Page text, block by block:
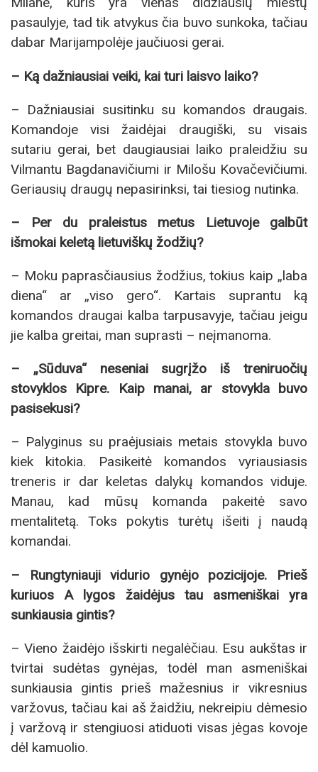
pasaulyje, tad tik atvykus čia buvo sunkoka, tačiau
dabar Marijampolėje jaučiuosi gerai.
– Ką dažniausiai veiki, kai turi laisvo laiko?
– Dažniausiai susitinku su komandos draugais.
Komandoje visi žaidėjai draugiški, su visais
sutariu gerai, bet daugiausiai laiko praleidžiu su
Vilmantu Bagdanavičiumi ir Milošu Kovačevičiumi.
Geriausių draugų nepasirinksi, tai tiesiog nutinka.
– Per du praleistus metus Lietuvoje galbūt
išmokai keletą lietuviškų žodžių?
– Moku paprasčiausius žodžius, tokius kaip „laba
diena“ ar „viso gero“. Kartais suprantu ką
komandos draugai kalba tarpusavyje, tačiau jeigu
jie kalba greitai, man suprasti – neįmanoma.
– „Sūduva“ neseniai sugrįžo iš treniruočių
stovyklos Kipre. Kaip manai, ar stovykla buvo
pasisekusi?
– Palyginus su praėjusiais metais stovykla buvo
kiek kitokia. Pasikeitė komandos vyriausiasis
treneris ir dar keletas dalykų komandos viduje.
Manau, kad mūsų komanda pakeitė savo
mentalitetą. Toks pokytis turėtų išeiti į naudą
komandai.
– Rungtyniauji vidurio gynėjo pozicijoje. Prieš
kuriuos A lygos žaidėjus tau asmeniškai yra
sunkiausia gintis?
– Vieno žaidėjo išskirti negalėčiau. Esu aukštas ir
tvirtai sudėtas gynėjas, todėl man asmeniškai
sunkiausia gintis prieš mažesnius ir vikresnius
varžovus, tačiau kai aš žaidžiu, nekreipiu dėmesio
į varžovą ir stengiuosi atiduoti visas jėgas kovoje
dėl kamuolio.